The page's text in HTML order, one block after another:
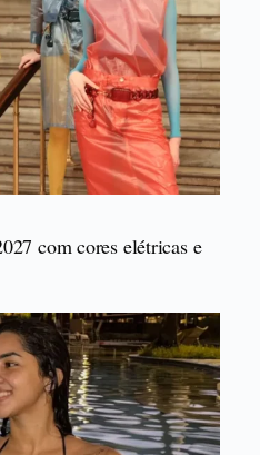
com cores elétricas e